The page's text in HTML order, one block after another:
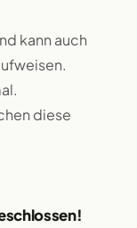
kann auch
diese